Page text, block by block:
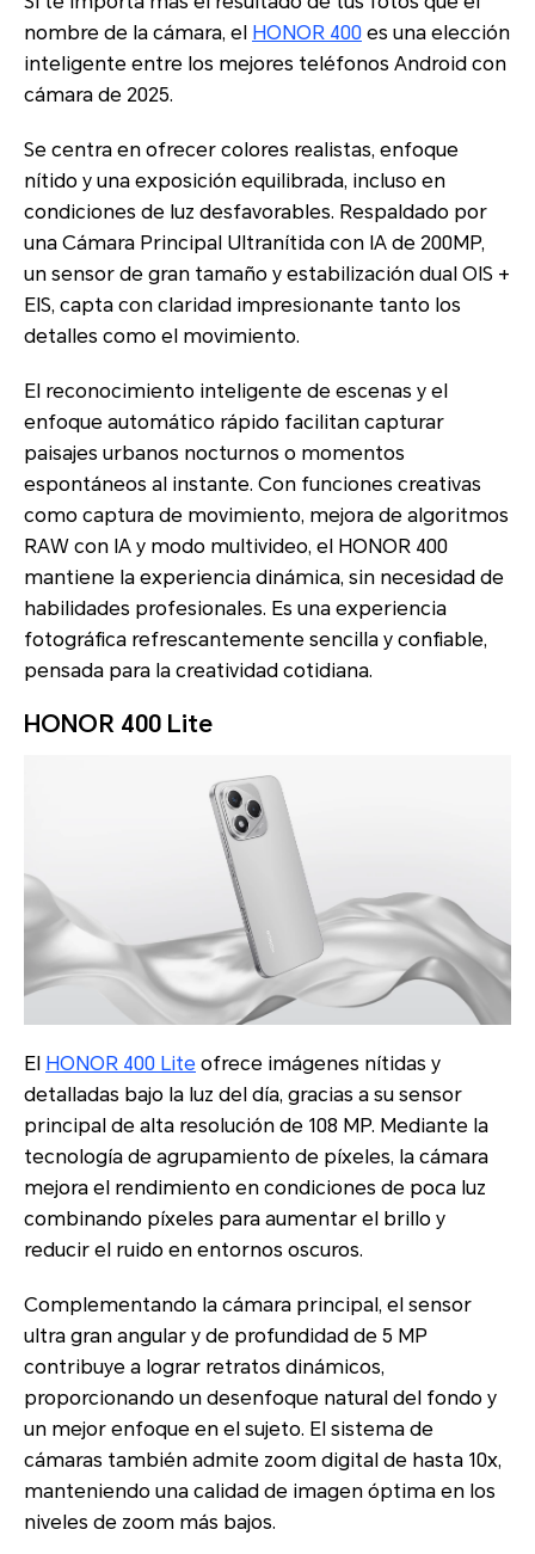
nombre de la cámara, el HONOR 400 es una elección
inteligente entre los mejores teléfonos Android con
cámara de 2025.
Se centra en ofrecer colores realistas, enfoque
nítido y una exposición equilibrada, incluso en
condiciones de luz desfavorables. Respaldado por
una Cámara Principal Ultranítida con IA de 200MP,
un sensor de gran tamaño y estabilización dual OIS +
EIS, capta con claridad impresionante tanto los
detalles como el movimiento.
El reconocimiento inteligente de escenas y el
enfoque automático rápido facilitan capturar
paisajes urbanos nocturnos o momentos
espontáneos al instante. Con funciones creativas
como captura de movimiento, mejora de algoritmos
RAW con IA y modo multivideo, el HONOR 400
mantiene la experiencia dinámica, sin necesidad de
habilidades profesionales. Es una experiencia
fotográfica refrescantemente sencilla y confiable,
pensada para la creatividad cotidiana.
HONOR 400 Lite
El HONOR 400 Lite ofrece imágenes nítidas y
detalladas bajo la luz del día, gracias a su sensor
principal de alta resolución de 108 MP. Mediante la
tecnología de agrupamiento de píxeles, la cámara
mejora el rendimiento en condiciones de poca luz
combinando píxeles para aumentar el brillo y
reducir el ruido en entornos oscuros.
Complementando la cámara principal, el sensor
ultra gran angular y de profundidad de 5 MP
contribuye a lograr retratos dinámicos,
proporcionando un desenfoque natural del fondo y
un mejor enfoque en el sujeto. El sistema de
cámaras también admite zoom digital de hasta 10x,
manteniendo una calidad de imagen óptima en los
niveles de zoom más bajos.